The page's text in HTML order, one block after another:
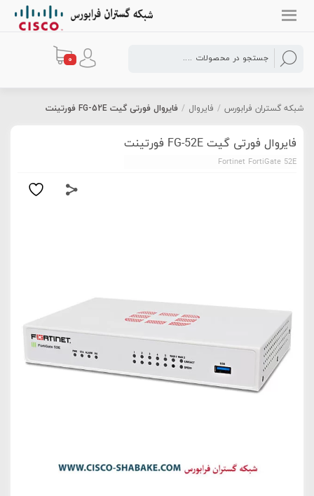
0
شبکه گستران فرابورس / فایروال / فایروال فورتی گیت FG-52E فورتینت
فایروال فورتی گیت FG-52E فورتینت
Fortinet FortiGate 52E